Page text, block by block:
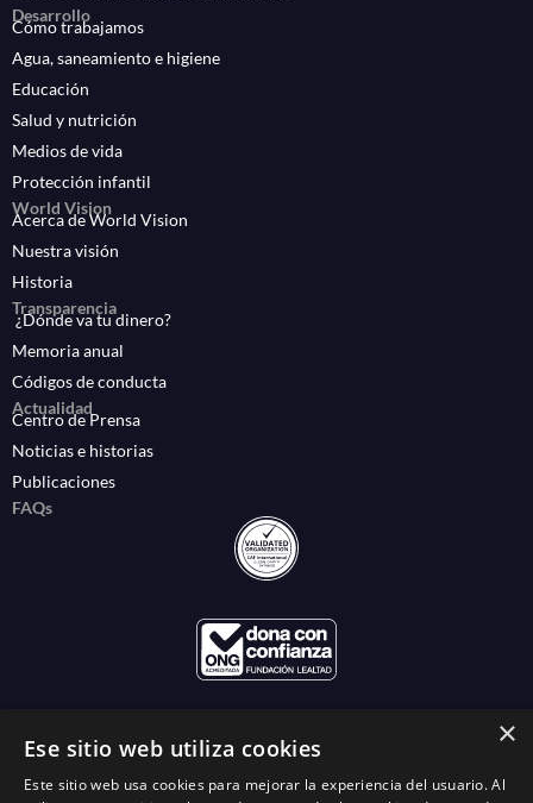
Desarrollo
Cómo trabajamos
Agua, saneamiento e higiene
Educación
Salud y nutrición
Medios de vida
Protección infantil
World Vision
Acerca de World Vision
Nuestra visión
Historia
Transparencia
¿Dónde va tu dinero?
Memoria anual
Códigos de conducta
Actualidad
Centro de Prensa
Noticias e historias
Publicaciones
FAQs
×
Ese sitio web utiliza cookies
Este sitio web usa cookies para mejorar la experiencia del usuario. Al